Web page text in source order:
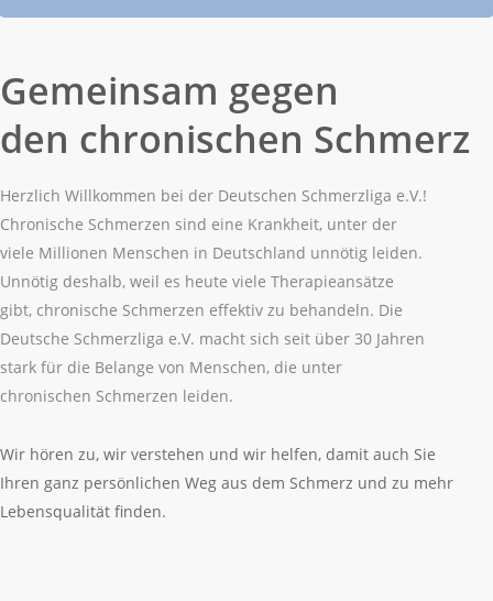
Gemeinsam gegen
den chronischen Schmerz
Herzlich Willkommen bei der Deutschen Schmerzliga e.V.!
Chronische Schmerzen sind eine Krankheit, unter der
viele Millionen Menschen in Deutschland unnötig leiden.
Unnötig deshalb, weil es heute viele Therapieansätze
gibt, chronische Schmerzen effektiv zu behandeln. Die
Deutsche Schmerzliga e.V. macht sich seit über 30 Jahren
stark für die Belange von Menschen, die unter
chronischen Schmerzen leiden.
Wir hören zu, wir verstehen und wir helfen, damit auch Sie
Ihren ganz persönlichen Weg aus dem Schmerz und zu mehr
Lebensqualität finden.